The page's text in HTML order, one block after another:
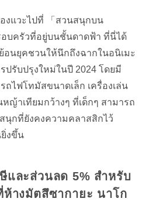
งแวะไปที่ 「สวนสนุกบน
บครัวที่อยู่บนชั้นดาดฟ้า ที่นี่ได้
อนยุคชวนให้นึกถึงฉากในอนิเมะ
รับปรุงใหม่ในปี 2024 โดยมี
ถไฟโทมัสขนาดเล็ก เครื่องเล่น
ญ้าเทียมกว้างๆ ที่เด็กๆ สามารถ
นุกที่ยังคงความคลาสสิกไว้
งขึ้น
และส่วนลด 5% สำหรับ
างมัตสึซากายะ นาโก